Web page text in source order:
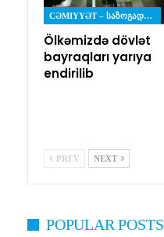
CƏMIYYƏT – ᲡᲐᲖᲝᲒᲐᲓᲝᲔᲑᲐ
Ölkəmizdə dövlət
bayraqları yarıya
endirilib
PREV NEXT
POPULAR POSTS